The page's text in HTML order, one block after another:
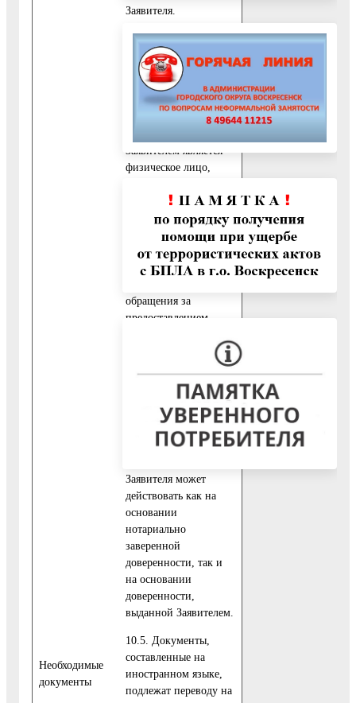
Необходимые
документы
Заявителя.
10.4.3. Документ,
подтверждающий
полномочия
представителя
Заявителя.
Заявителем является
физическое лицо,
Заявителя действует
на основании
нотариально
заверенной
доверенности (за
обращения за
предоставлением
физического лица).
В случае если
Заявителем является
юридическое лицо,
Заявителя может
действовать как на
основании
нотариально
заверенной
доверенности, так и
на основании
доверенности,
выданной Заявителем.
10.5. Документы,
составленные на
иностранном языке,
подлежат переводу на